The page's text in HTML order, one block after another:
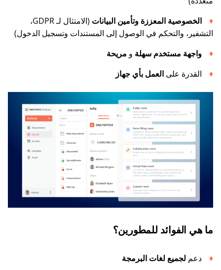
الخصوصية المعززة وتأمين البيانات
(الامتثال لـ GDPR،
التشفير، والتحكم في الوصول إلى المستندات وتسجيل الدخول)
واجهة مستخدم سهلة و مريحة
القدرة على العمل بأي جهاز
ما هي الفوائد للمطورين؟
دعم لجميع لغات البرمجة